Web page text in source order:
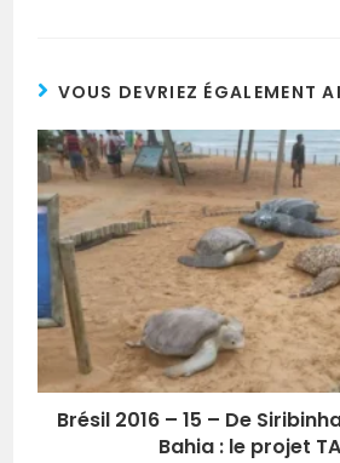
VOUS DEVRIEZ ÉGALEMENT
Brésil 2016 – 15 – De
Bahia : le projet